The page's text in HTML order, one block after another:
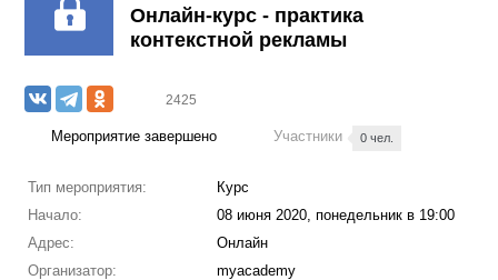
Онлайн-курс - практика
контекстной рекламы
2425
Мероприятие завершено Участники 0 чел.
Тип мероприятия:
Курс
Начало:
08 июня 2020, понедельник в 19:00
Адрес:
Онлайн
Организатор:
myacademy